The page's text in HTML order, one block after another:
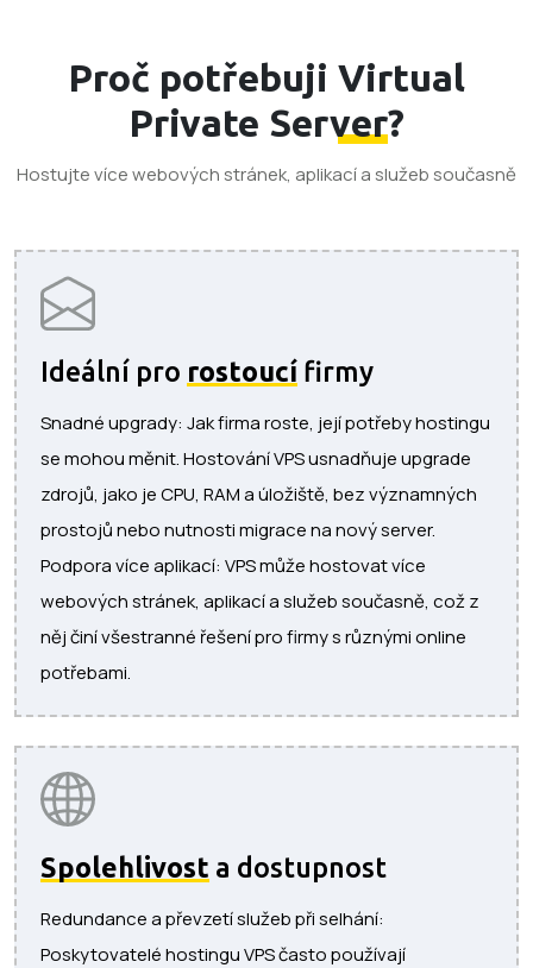
Proč potřebuji Virtual
Private Server?
Hostujte více webových stránek, aplikací a služeb současně
Ideální pro rostoucí firmy
Snadné upgrady: Jak firma roste, její potřeby hostingu
se mohou měnit. Hostování VPS usnadňuje upgrade
zdrojů, jako je CPU, RAM a úložiště, bez významných
prostojů nebo nutnosti migrace na nový server.
Podpora více aplikací: VPS může hostovat více
webových stránek, aplikací a služeb současně, což z
něj činí všestranné řešení pro firmy s různými online
potřebami.
Spolehlivost a dostupnost
Redundance a převzetí služeb při selhání:
Poskytovatelé hostingu VPS často používají